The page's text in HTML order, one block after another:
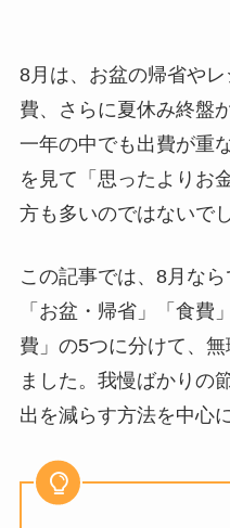
8月は、お盆の帰省や
費、さらに夏休み終盤
一年の中でも出費が重
を見て「思ったよりお
方も多いのではないで
この記事では、8月なら
「お盆・帰省」「食費
費」の5つに分けて、
ました。我慢ばかりの
出を減らす方法を中心